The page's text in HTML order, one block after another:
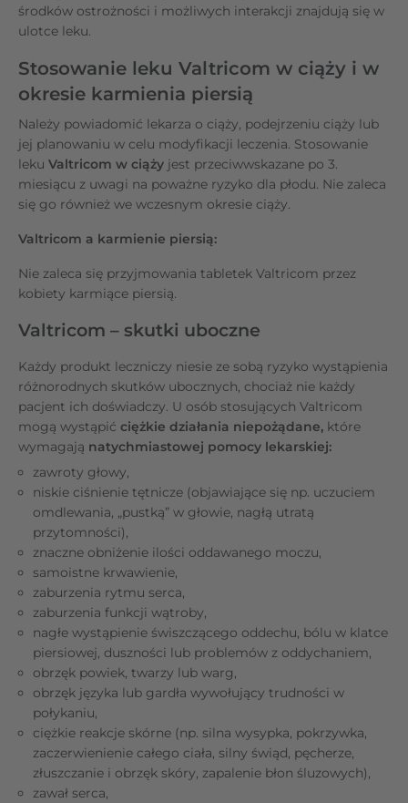
środków ostrożności i możliwych interakcji znajdują się w
ulotce leku.
Stosowanie leku Valtricom w ciąży i w
okresie karmienia piersią
Należy powiadomić lekarza o ciąży, podejrzeniu ciąży lub
jej planowaniu w celu modyfikacji leczenia. Stosowanie
leku Valtricom w ciąży jest przeciwwskazane po 3.
miesiącu z uwagi na poważne ryzyko dla płodu. Nie zaleca
się go również we wczesnym okresie ciąży.
Valtricom a karmienie piersią:
Nie zaleca się przyjmowania tabletek Valtricom przez
kobiety karmiące piersią.
Valtricom – skutki uboczne
Każdy produkt leczniczy niesie ze sobą ryzyko wystąpienia
różnorodnych skutków ubocznych, chociaż nie każdy
pacjent ich doświadczy. U osób stosujących Valtricom
mogą wystąpić ciężkie działania niepożądane, które
wymagają natychmiastowej pomocy lekarskiej:
zawroty głowy,
niskie ciśnienie tętnicze (objawiające się np. uczuciem
omdlewania, „pustką” w głowie, nagłą utratą
przytomności),
znaczne obniżenie ilości oddawanego moczu,
samoistne krwawienie,
zaburzenia rytmu serca,
zaburzenia funkcji wątroby,
nagłe wystąpienie świszczącego oddechu, bólu w klatce
piersiowej, duszności lub problemów z oddychaniem,
obrzęk powiek, twarzy lub warg,
obrzęk języka lub gardła wywołujący trudności w
połykaniu,
ciężkie reakcje skórne (np. silna wysypka, pokrzywka,
zaczerwienienie całego ciała, silny świąd, pęcherze,
złuszczanie i obrzęk skóry, zapalenie błon śluzowych),
zawał serca,